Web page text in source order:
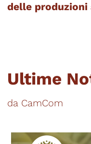
delle
Ultime
da CamCom